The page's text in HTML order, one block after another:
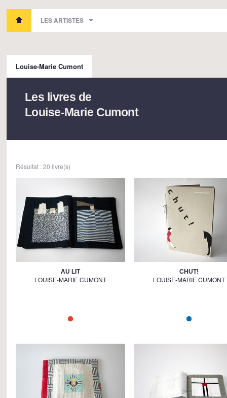
LES ARTISTES
Louise-Marie Cumont
Les livres de
Louise-Marie Cumont
Résultat : 20 livre(s)
AU LIT
LOUISE-MARIE CUMONT
CHUT!
LOUISE-MARIE CUMONT